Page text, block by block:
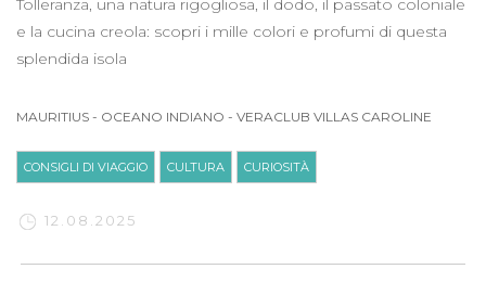
Tolleranza, una natura rigogliosa, il dodo, il passato coloniale
e la cucina creola: scopri i mille colori e profumi di questa
splendida isola
MAURITIUS - OCEANO INDIANO - VERACLUB VILLAS CAROLINE
CONSIGLI DI VIAGGIO CULTURA CURIOSITÀ
12.08.2025